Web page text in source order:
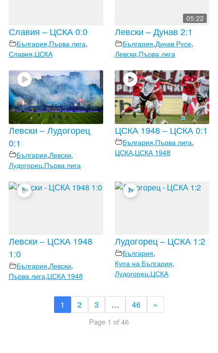
Славия – ЦСКА 0:0
България,Първа лига,
Славия,ЦСКА
05:22
Левски – Дунав 2:1
България,Дунав Русе,
Левски,Първа лига
Левски – Лудогорец
0:1
България,Левски,
Лудогорец,Първа лига
ЦСКА 1948 – ЦСКА 0:1
България,Първа лига,
ЦСКА,ЦСКА 1948
Левски – ЦСКА 1948
1:0
България,Левски,
Първа лига,ЦСКА 1948
Лудогорец – ЦСКА 1:2
България,
Купа на България,
Лудогорец,ЦСКА
1 2 3 … 46 »
Page 1 of 46